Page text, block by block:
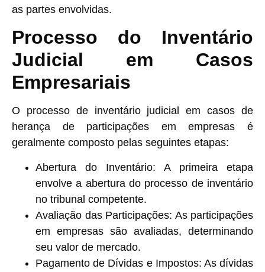
as partes envolvidas.
Processo do Inventário
Judicial em Casos
Empresariais
O processo de inventário judicial em casos de
herança de participações em empresas é
geralmente composto pelas seguintes etapas:
Abertura do Inventário: A primeira etapa
envolve a abertura do processo de inventário
no tribunal competente.
Avaliação das Participações: As participações
em empresas são avaliadas, determinando
seu valor de mercado.
Pagamento de Dívidas e Impostos: As dívidas